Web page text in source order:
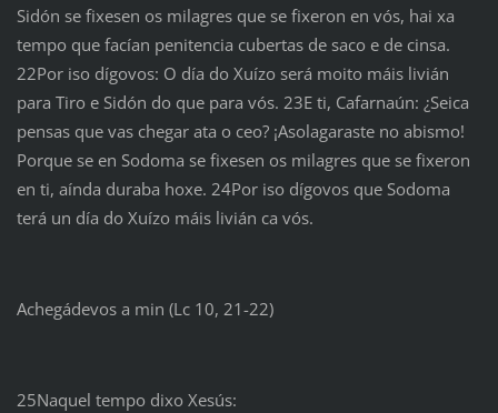
Sidón se fixesen os milagres que se fixeron en vós, hai xa
tempo que facían penitencia cubertas de saco e de cinsa.
22Por iso dígovos: O día do Xuízo será moito máis livián
para Tiro e Sidón do que para vós. 23E ti, Cafarnaún: ¿Seica
pensas que vas chegar ata o ceo? ¡Asolagaraste no abismo!
Porque se en Sodoma se fixesen os milagres que se fixeron
en ti, aínda duraba hoxe. 24Por iso dígovos que Sodoma
terá un día do Xuízo máis livián ca vós.
Achegádevos a min (Lc 10, 21-22)
25Naquel tempo dixo Xesús: